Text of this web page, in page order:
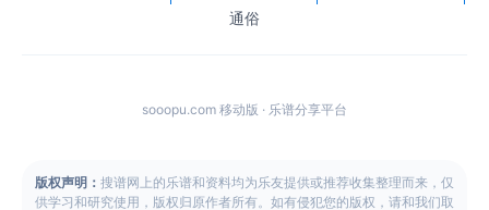
通俗
sooopu.com 移动版 · 乐谱分享平台
版权声明： 搜谱网上的乐谱和资料均为乐友提供或推荐收集整理而来，仅
供学习和研究使用，版权归原作者所有。如有侵犯您的版权，请和我们取